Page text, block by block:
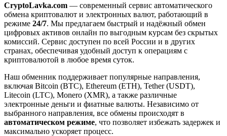
CryptoLavka.com — современный сервис автоматического
обмена криптовалют и электронных валют, работающий в
режиме 24/7. Мы предлагаем быстрый и надёжный обмен
цифровых активов онлайн по выгодным курсам без скрытых
комиссий. Сервис доступен по всей России и в других
странах, обеспечивая удобный доступ к операциям с
криптовалютой в любое время суток.
Наш обменник поддерживает популярные направления,
включая Bitcoin (BTC), Ethereum (ETH), Tether (USDT),
Litecoin (LTC), Monero (XMR), а также различные
электронные деньги и фиатные валюты. Независимо от
выбранного направления, все обмены происходят в
автоматическом режиме, что позволяет избежать задержек и
максимально ускоряет процесс.